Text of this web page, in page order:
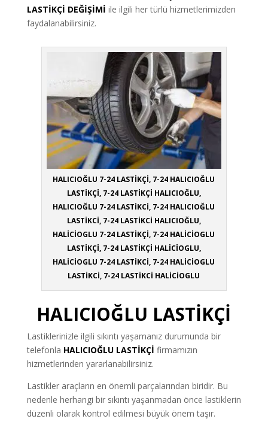
LASTİKÇİ DEĞİŞİMİ ile ilgili her türlü hizmetlerimizden
faydalanabilirsiniz.
HALICIOĞLU 7-24 LASTİKÇİ, 7-24 HALICIOĞLU
LASTİKÇİ, 7-24 LASTİKÇİ HALICIOĞLU,
HALICIOĞLU 7-24 LASTİKCİ, 7-24 HALICIOĞLU
LASTİKCİ, 7-24 LASTİKCİ HALICIOĞLU,
HALİCİOGLU 7-24 LASTİKÇİ, 7-24 HALİCİOGLU
LASTİKÇİ, 7-24 LASTİKÇİ HALİCİOGLU,
HALİCİOGLU 7-24 LASTİKCİ, 7-24 HALİCİOGLU
LASTİKCİ, 7-24 LASTİKCİ HALİCİOGLU
HALICIOĞLU LASTİKÇİ
Lastiklerinizle ilgili sıkıntı yaşamanız durumunda bir
telefonla HALICIOĞLU LASTİKÇİ firmamızın
hizmetlerinden yararlanabilirsiniz.
Lastikler araçların en önemli parçalarından biridir. Bu
nedenle herhangi bir sıkıntı yaşanmadan önce lastiklerin
düzenli olarak kontrol edilmesi büyük önem taşır.